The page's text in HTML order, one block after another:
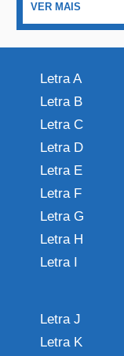
VER MAIS
Letra A
Letra B
Letra C
Letra D
Letra E
Letra F
Letra G
Letra H
Letra I
Letra J
Letra K